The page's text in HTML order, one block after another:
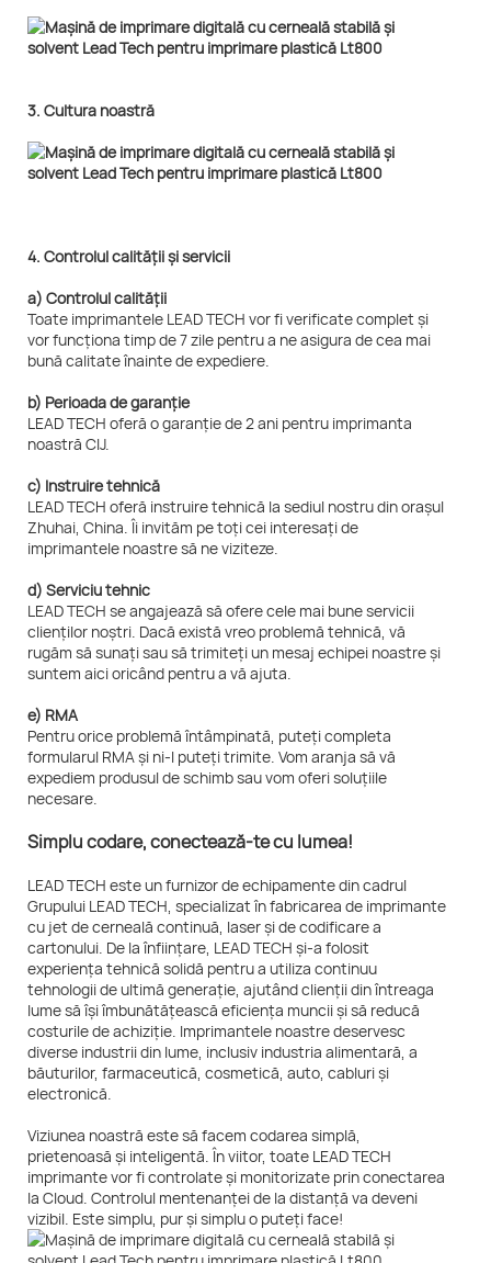
3. Cultura noastră
4. Controlul calității și servicii
a) Controlul calității
Toate imprimantele LEAD TECH vor fi verificate complet și
vor funcționa timp de 7 zile pentru a ne asigura de cea mai
bună calitate înainte de expediere.
b) Perioada de garanție
LEAD TECH oferă o garanție de 2 ani pentru imprimanta
noastră CIJ.
c) Instruire tehnică
LEAD TECH oferă instruire tehnică la sediul nostru din orașul
Zhuhai, China. Îi invităm pe toți cei interesați de
imprimantele noastre să ne viziteze.
d) Serviciu tehnic
LEAD TECH se angajează să ofere cele mai bune servicii
clienților noștri. Dacă există vreo problemă tehnică, vă
rugăm să sunați sau să trimiteți un mesaj echipei noastre și
suntem aici oricând pentru a vă ajuta.
e) RMA
Pentru orice problemă întâmpinată, puteți completa
formularul RMA și ni-l puteți trimite. Vom aranja să vă
expediem produsul de schimb sau vom oferi soluțiile
necesare.
Simplu codare, conectează-te cu lumea!
LEAD TECH este un furnizor de echipamente din cadrul
Grupului LEAD TECH, specializat în fabricarea de imprimante
cu jet de cerneală continuă, laser și de codificare a
cartonului. De la înființare, LEAD TECH și-a folosit
experiența tehnică solidă pentru a utiliza continuu
tehnologii de ultimă generație, ajutând clienții din întreaga
lume să își îmbunătățească eficiența muncii și să reducă
costurile de achiziție. Imprimantele noastre deservesc
diverse industrii din lume, inclusiv industria alimentară, a
băuturilor, farmaceutică, cosmetică, auto, cabluri și
electronică.
Viziunea noastră este să facem codarea simplă,
prietenoasă și inteligentă. În viitor, toate LEAD TECH
imprimante vor fi controlate și monitorizate prin conectarea
la Cloud. Controlul mentenanței de la distanță va deveni
vizibil. Este simplu, pur și simplu o puteți face!